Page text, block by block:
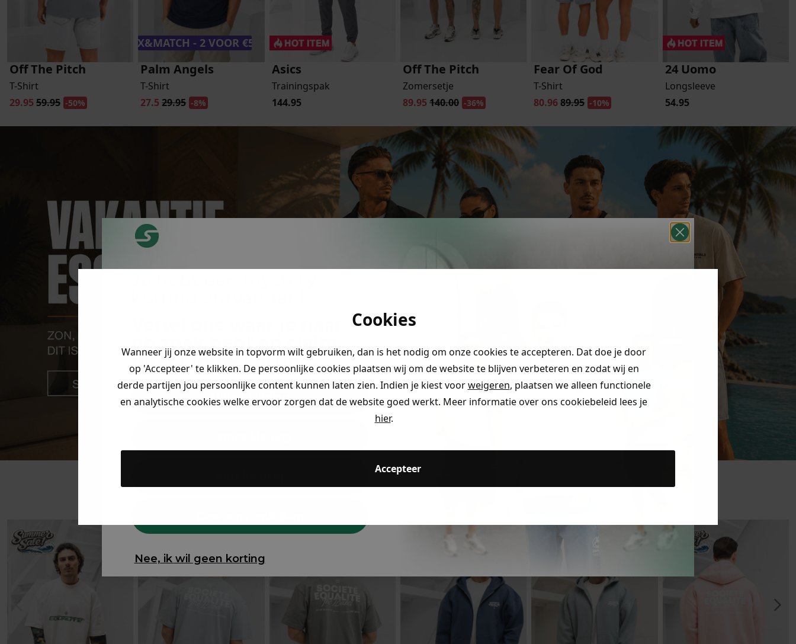
Cookies
Wanneer jij onze website in topvorm wilt gebruiken, dan is het nodig om onze cookies te accepteren. Dat doe je door
op 'Accepteer' te klikken. De persoonlijke cookies plaatsen wij om de website te blijven verbeteren en zodat wij en
derde partijen jou persoonlijke content kunnen laten zien. Indien je kiest voorweigeren, plaatsen we alleen functionele
en analytische cookies welke ervoor zorgen dat de website goed werkt. Meer informatie over ons cookiebeleid lees je
hier.
Accepteer
Off The Pitch
T-Shirt
29.95 59.95 -50%
MIX&MATCH - 2 VOOR €50,-
Palm Angels
T-Shirt
27.5 29.95 -8%
Asics
Trainingspak
144.95
Off The Pitch
Zomersetje
89.95 140.00 -36%
Fear Of God
T-Shirt
80.9689.95 -10%
24 Uomo
Longsleeve
54.95
Trending
op zoek bent en claim
direct jouwkorting.
Heren kleding
Nee, ik wil geen korting